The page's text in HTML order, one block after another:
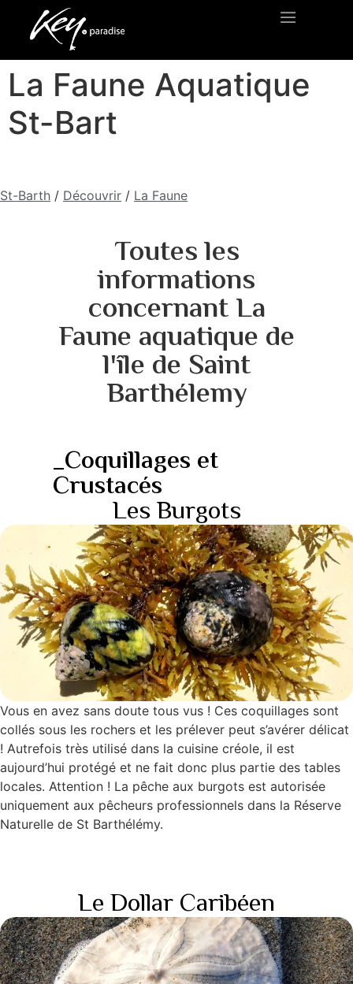
La Faune Aquatique
St-Bart
St-Barth / Découvrir / La Faune
Toutes les
informations
concernant La
Faune aquatique de
l'île de Saint
Barthélemy
_Coquillages et
Crustacés
Les Burgots
Vous en avez sans doute tous vus ! Ces coquillages sont
collés sous les rochers et les prélever peut s’avérer délicat
! Autrefois très utilisé dans la cuisine créole, il est
aujourd’hui protégé et ne fait donc plus partie des tables
locales. Attention ! La pêche aux burgots est autorisée
uniquement aux pêcheurs professionnels dans la Réserve
Naturelle de St Barthélémy.
Le Dollar Caribéen